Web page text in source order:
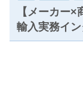
【メーカー
輸入実務イ